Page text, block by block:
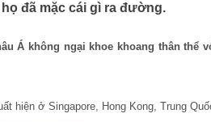
đã mặc cái gì ra đường.
Á không ngại khoe khoang thân thể
hiện ở Singapore, Hong Kong, Trung